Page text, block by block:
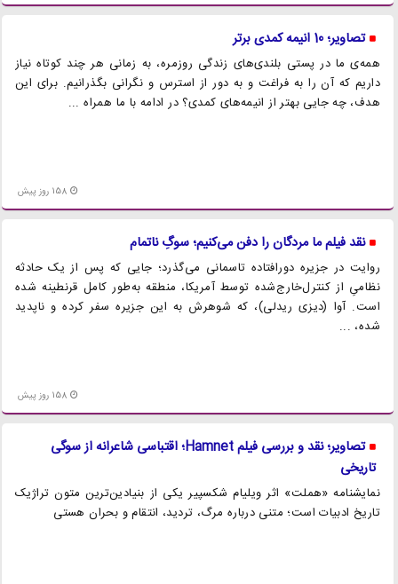
تصاویر؛ 10 انیمه کمدی برتر
همه‌ی ما در پستی بلندی‌های زندگی روزمره، به زمانی هر چند کوتاه نیاز
داریم که آن را به فراغت و به دور از استرس و نگرانی بگذرانیم. برای این
هدف، چه جایی بهتر از انیمه‌های کمدی؟ در ادامه با ما همراه ...
158 روز پیش
نقد فیلم ما مردگان را دفن می‌کنیم؛ سوگِ ناتمام
روایت در جزیره دورافتاده تاسمانی می‌گذرد؛ جایی که پس از یک حادثه
نظامیِ از کنترل‌خارج‌شده توسط آمریکا، منطقه به‌طور کامل قرنطینه شده
است. آوا (دیزی ریدلی)، که شوهرش به این جزیره سفر کرده و ناپدید
شده، ...
158 روز پیش
تصاویر؛ نقد و بررسی فیلم Hamnet؛ اقتباسی شاعرانه از سوگی
تاریخی
نمایشنامه «هملت» اثر ویلیام شکسپیر یکی از بنیادین‌ترین متون تراژیک
تاریخ ادبیات است؛ متنی درباره مرگ، تردید، انتقام و بحران هستی